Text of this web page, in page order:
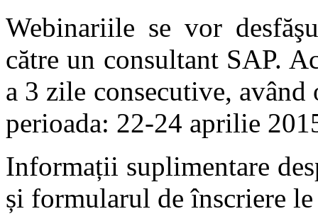
Webinariile se vor
către un consultant SAP.
a 3 zile consecutive,
perioada: 22-24 aprilie
Informații suplimentare
și formularul de înscriere